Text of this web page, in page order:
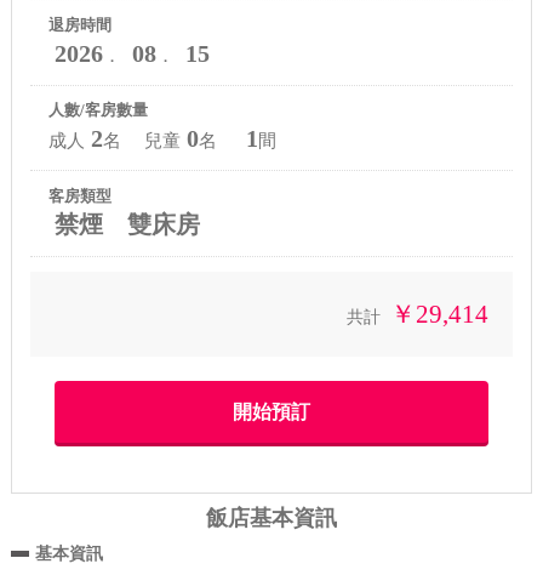
退房時間
2026． 08． 15
人數/客房數量
成人 2名 兒童 0名 1間
客房類型
禁煙 雙床房
共計 ￥29,414
飯店基本資訊
基本資訊